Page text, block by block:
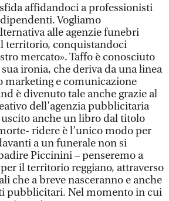
affidandoci a professionisti
Vogliamo
alle agenzie funebri
territorio, conquistandoci
mercato». Taffo è conosciuto
ironia, che deriva da una linea
marketing e comunicazione
è divenuto tale anche grazie al
dell’agenzia pubblicitaria
anche un libro dal titolo
ridere è l’unico modo per
a un funerale non si
Piccinini – penseremo a
per il territorio reggiano, attraverso
che a breve nasceranno e anche
pubblicitari. Nel momento in cui